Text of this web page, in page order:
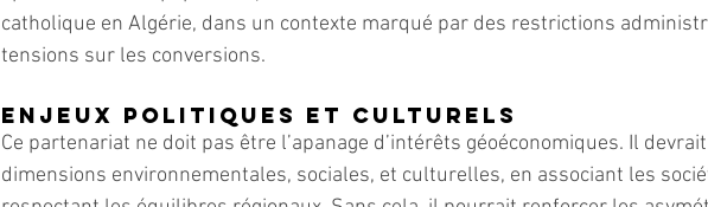
catholique en Algérie, dans un contexte marqué par des restrictions
tensions sur les conversions.
Enjeux politiques et culturels
Ce partenariat ne doit pas être l’apanage d’intérêts géoéconomiques. Il
dimensions environnementales, sociales, et culturelles, en associant les